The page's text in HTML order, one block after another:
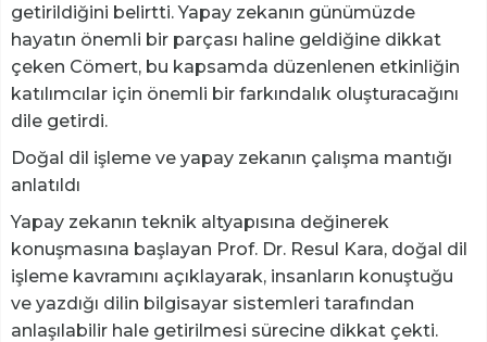
getirildiğini belirtti. Yapay zekanın günümüzde
hayatın önemli bir parçası haline geldiğine dikkat
çeken Cömert, bu kapsamda düzenlenen etkinliğin
katılımcılar için önemli bir farkındalık oluşturacağını
dile getirdi.
Doğal dil işleme ve yapay zekanın çalışma mantığı
anlatıldı
Yapay zekanın teknik altyapısına değinerek
konuşmasına başlayan Prof. Dr. Resul Kara, doğal dil
işleme kavramını açıklayarak, insanların konuştuğu
ve yazdığı dilin bilgisayar sistemleri tarafından
anlaşılabilir hale getirilmesi sürecine dikkat çekti.